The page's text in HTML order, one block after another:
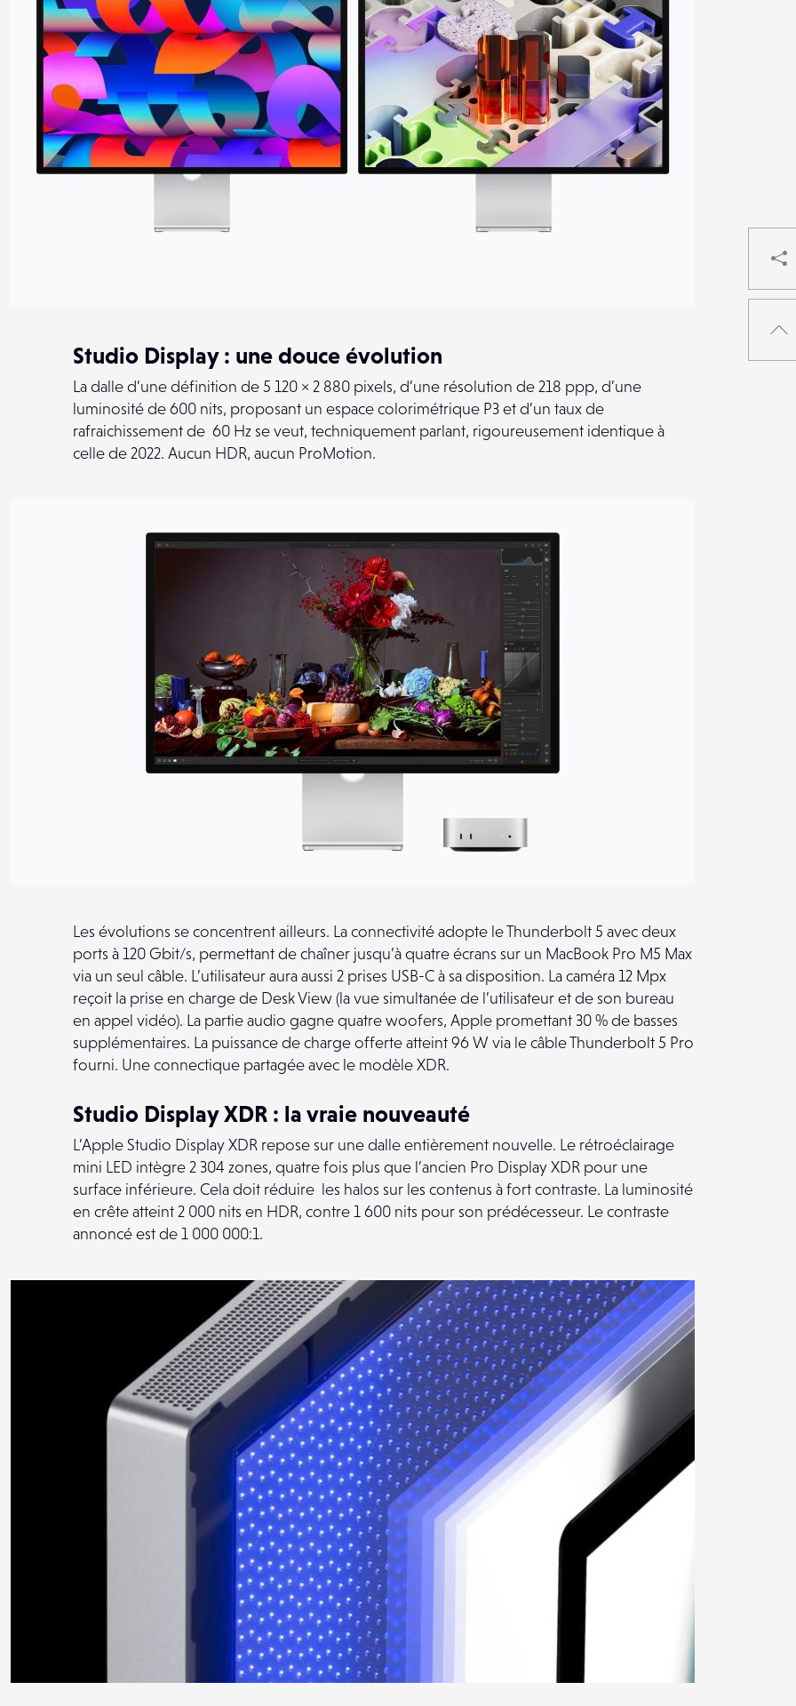
Studio Display : une douce évolution
La dalle d’une définition de 5 120 × 2 880 pixels, d’une résolution de 218 ppp, d’une
luminosité de 600 nits, proposant un espace colorimétrique P3 et d’un taux de
rafraichissement de 60 Hz se veut, techniquement parlant, rigoureusement identique à
celle de 2022. Aucun HDR, aucun ProMotion.
Les évolutions se concentrent ailleurs. La connectivité adopte le Thunderbolt 5 avec deux
ports à 120 Gbit/s, permettant de chaîner jusqu’à quatre écrans sur un MacBook Pro M5 Max
via un seul câble. L’utilisateur aura aussi 2 prises USB-C à sa disposition. La caméra 12 Mpx
reçoit la prise en charge de Desk View (la vue simultanée de l’utilisateur et de son bureau
en appel vidéo). La partie audio gagne quatre woofers, Apple promettant 30 % de basses
supplémentaires. La puissance de charge offerte atteint 96 W via le câble Thunderbolt 5 Pro
fourni. Une connectique partagée avec le modèle XDR.
Studio Display XDR : la vraie nouveauté
L’Apple Studio Display XDR repose sur une dalle entièrement nouvelle. Le rétroéclairage
mini LED intègre 2 304 zones, quatre fois plus que l’ancien Pro Display XDR pour une
surface inférieure. Cela doit réduire les halos sur les contenus à fort contraste. La luminosité
en crête atteint 2 000 nits en HDR, contre 1 600 nits pour son prédécesseur. Le contraste
annoncé est de 1 000 000:1.